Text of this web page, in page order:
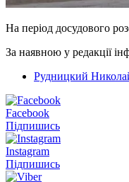
На період досудового
За наявною у редакції
Рудницкий
Facebook
Підпишись
Instagram
Підпишись